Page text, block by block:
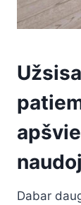
Dabar